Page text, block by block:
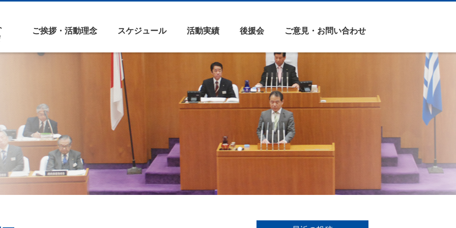
ご挨拶・活動理念 スケジュール 活動実績 後援会 ご意見・お問い合わせ